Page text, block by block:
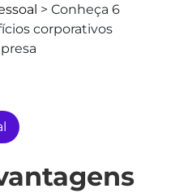
> Conheça 6
corporativos